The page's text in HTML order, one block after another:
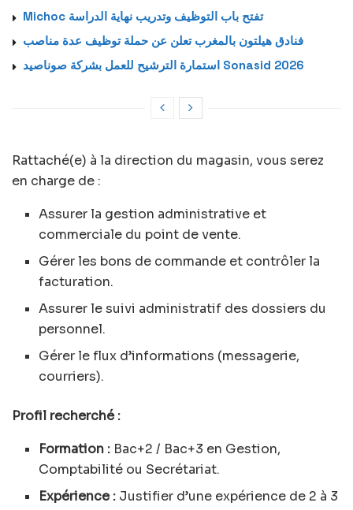
Michoc تفتح باب التوظيف وتدريب نهاية الدراسة
فنادق هيلتون بالمغرب تعلن عن حملة توظيف عدة مناصب
استمارة الترشيح للعمل بشركة صوناصيد Sonasid 2026
Rattaché(e) à la direction du magasin, vous serez
en charge de :
Assurer la gestion administrative et
commerciale du point de vente.
Gérer les bons de commande et contrôler la
facturation.
Assurer le suivi administratif des dossiers du
personnel.
Gérer le flux d’informations (messagerie,
courriers).
Profil recherché :
Formation : Bac+2 / Bac+3 en Gestion,
Comptabilité ou Secrétariat.
Expérience : Justifier d’une expérience de 2 à 3